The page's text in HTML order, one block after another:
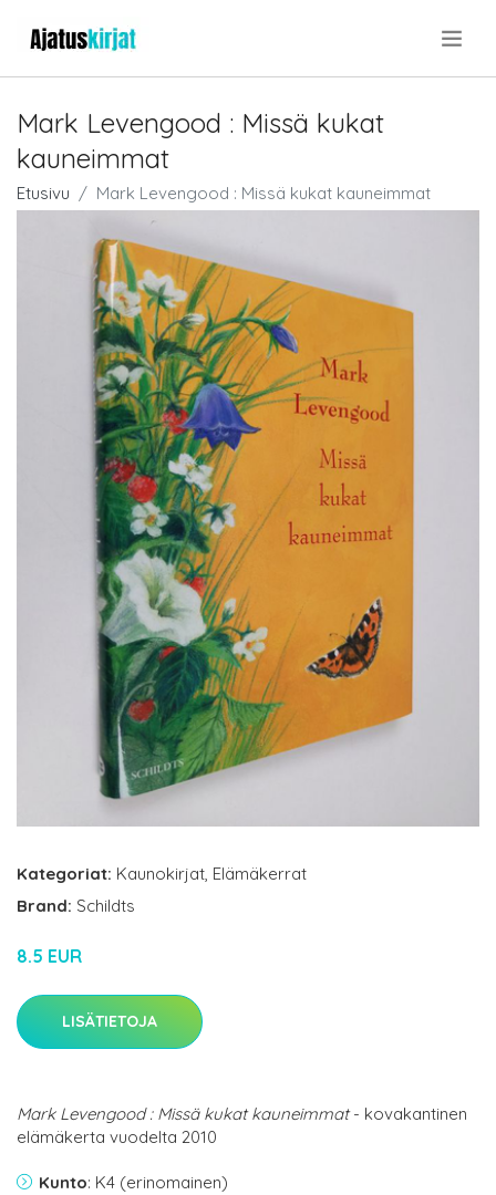
Mark Levengood : Missä kukat
kauneimmat
Etusivu Mark Levengood : Missä kukat kauneimmat
Kategoriat: Kaunokirjat, Elämäkerrat
Brand: Schildts
8.5 EUR
LISÄTIETOJA
Mark Levengood : Missä kukat kauneimmat- kovakantinen
elämäkerta vuodelta 2010
Kunto: K4 (erinomainen)